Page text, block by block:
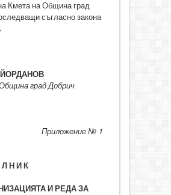
Кмета на Община град
съгласно закона
град Добрич
№ 1
Л Н И К
И РЕДА ЗА